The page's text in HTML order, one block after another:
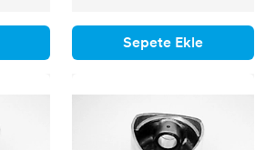
Sepete Ekle